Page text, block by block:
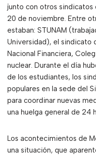
junto con otros sindicatos
20 de noviembre. Entre
estaban: STUNAM
Universidad), el sindicato
Nacional Financiera,
nuclear. Durante el día
de los estudiantes, los
populares en la sede del
para coordinar nuevas
una huelga general de 24
Los acontecimientos de
una situación, que